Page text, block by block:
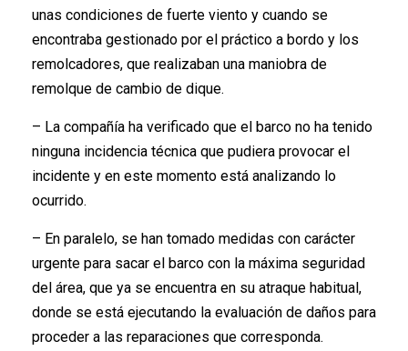
unas condiciones de fuerte viento y cuando se
encontraba gestionado por el práctico a bordo y los
remolcadores, que realizaban una maniobra de
remolque de cambio de dique.
– La compañía ha verificado que el barco no ha tenido
ninguna incidencia técnica que pudiera provocar el
incidente y en este momento está analizando lo
ocurrido.
– En paralelo, se han tomado medidas con carácter
urgente para sacar el barco con la máxima seguridad
del área, que ya se encuentra en su atraque habitual,
donde se está ejecutando la evaluación de daños para
proceder a las reparaciones que corresponda.